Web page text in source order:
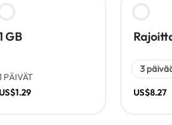
GB
PÄIVÄT
US$1.29
US$8.27